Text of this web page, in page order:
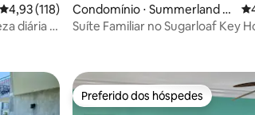
4,93 de uma avaliação média de 5, 118
4,93 (118)
diária e
Condomínio ⋅ Summerland K
ey
Suíte Familiar no Sugarloaf Key
Preferido dos hóspedes
Preferido dos hóspedes